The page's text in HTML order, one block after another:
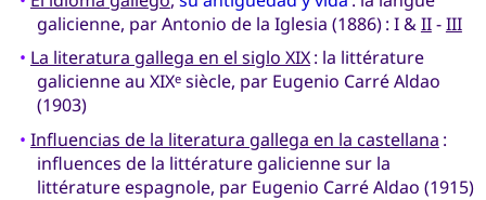
galicienne, par Antonio de la Iglesia (1886) : I &II-III
• La literatura gallega en el siglo XIX: la littérature
galicienne au XIXesiècle, par Eugenio Carré Aldao
(1903)
• Influencias de la literatura gallega en la castellana :
influences de la littérature galicienne sur la
littérature espagnole, par Eugenio Carré Aldao (1915)